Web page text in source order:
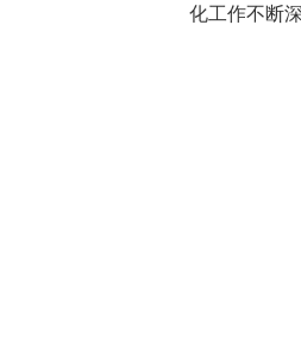
化工作不断